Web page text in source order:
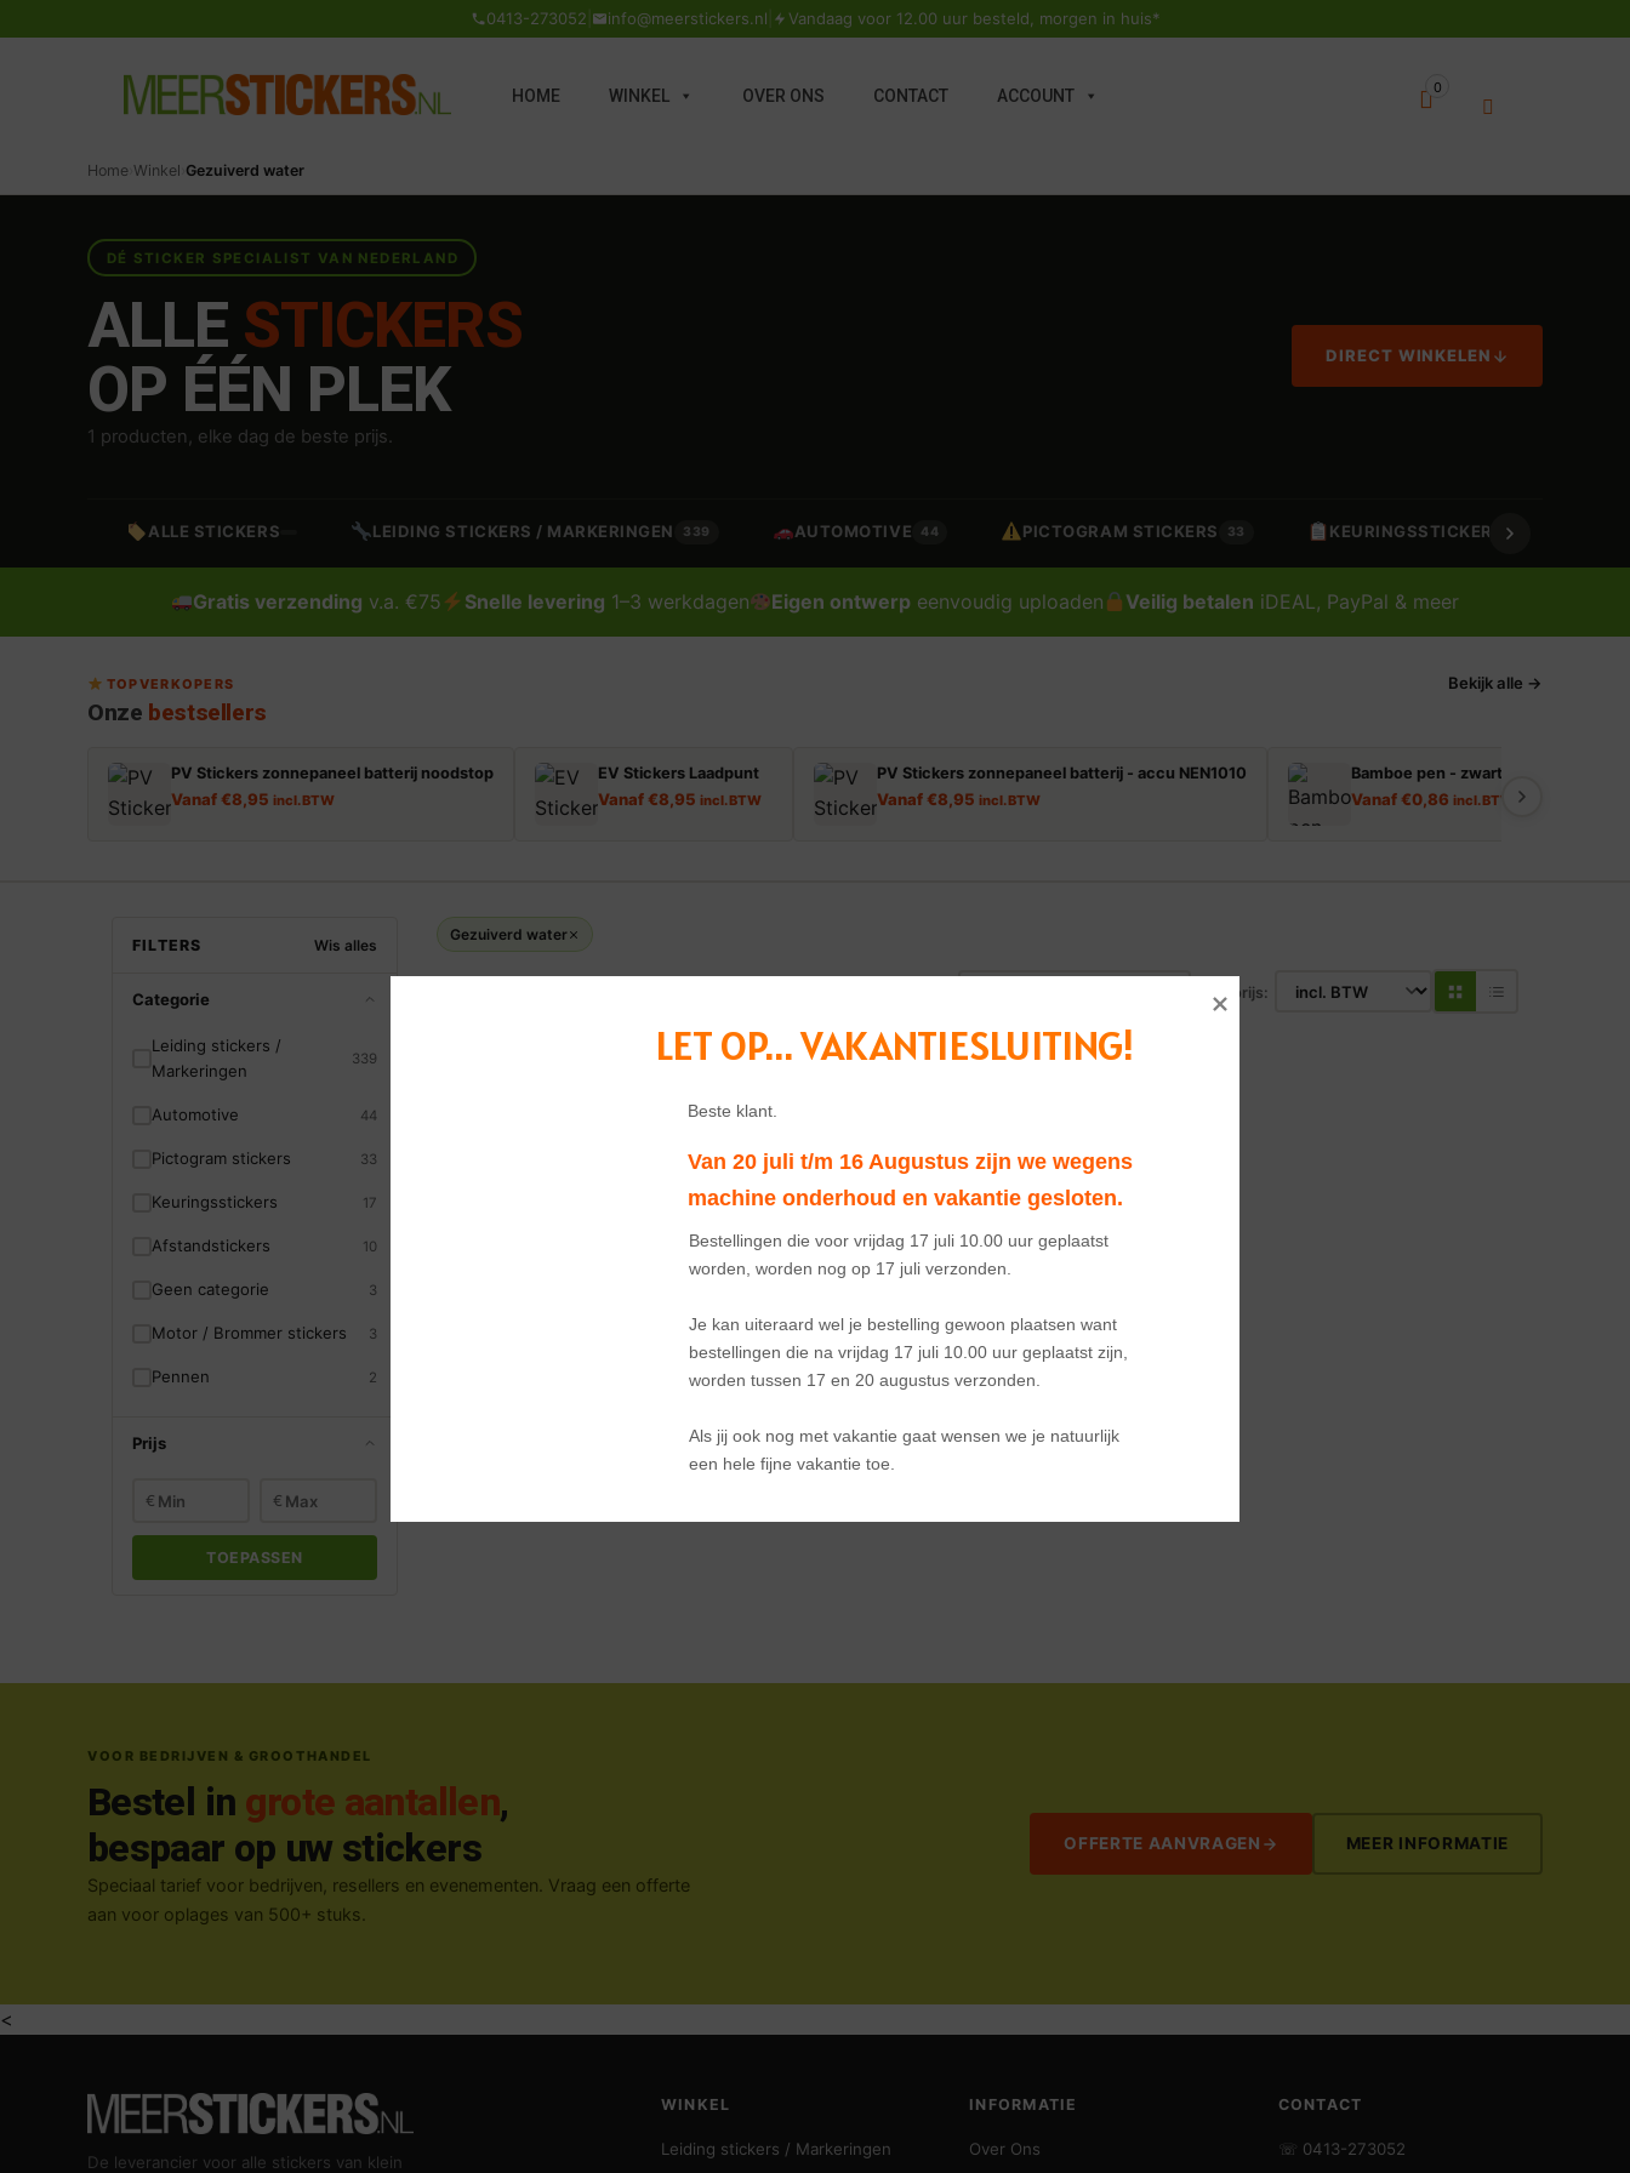
0413-273052 info@meerstickers.nl Vandaag voor 12.00 uur besteld, morgen in huis*
HOME WINKEL OVER ONS CONTACT ACCOUNT 0
Home Winkel Gezuiverd water
DÉ STICKER SPECIALIST VAN NEDERLAND
ALLE STICKERS
OP ÉÉN PLEK
1 producten, elke dag de beste prijs.
DIRECT WINKELEN
ALLE STICKERS LEIDING STICKERS / MARKERINGEN 339 AUTOMOTIVE 44 PICTOGRAM STICKERS 33 KEURINGSSTICKERS 17
Gratis verzending v.a. €75 Snelle levering 1–3 werkdagen Eigen ontwerpeenvoudig uploaden Veilig betalen iDEAL, PayPal & meer
TOPVERKOPERS
Onze bestsellers
Bekijk alle →
PV Stickers zonnepaneel batterij noodstop
Vanaf€8,95 incl. BTW
EV Stickers Laadpunt
Vanaf€8,95 incl. BTW
PV Stickers zonnepaneel batterij - accu NEN1010
Vanaf€8,95 incl. BTW
Bamboe pen - zwart schrijvend
Vanaf€0,86 incl. BTW
FILTERS Wis alles
Categorie
Leiding stickers /
Markeringen
339
Automotive 44
Pictogram stickers 33
Keuringsstickers 17
Afstandstickers 10
Geen categorie 3
Motor / Brommer stickers 3
Pennen 2
Prijs
€ €
TOEPASSEN
Gezuiverd water
Toon prijs:
VOOR BEDRIJVEN & GROOTHANDEL
Bestel in grote aantallen,
bespaar op uw stickers
Speciaal tarief voor bedrijven, resellers en evenementen. Vraag een offerte
aan voor oplages van 500+ stuks.
OFFERTE AANVRAGEN MEER INFORMATIE
<
De leverancier voor alle stickers van klein
WINKEL
Leiding stickers / Markeringen
INFORMATIE
Over Ons
CONTACT
☏ 0413-273052
LET OP... VAKANTIESLUITING!
Bestellingen die voor vrijdag 17 juli 10.00 uur geplaatst
worden, worden nog op 17 juli verzonden.
Je kan uiteraard wel je bestelling gewoon plaatsen want
bestellingen die na vrijdag 17 juli 10.00 uur geplaatst zijn,
worden tussen 17 en 20 augustus verzonden.
Als jij ook nog met vakantie gaat wensen we je natuurlijk
een hele fijne vakantie toe.
Van 20 juli t/m 16 Augustus zijn we wegens
machine onderhoud en vakantie gesloten.